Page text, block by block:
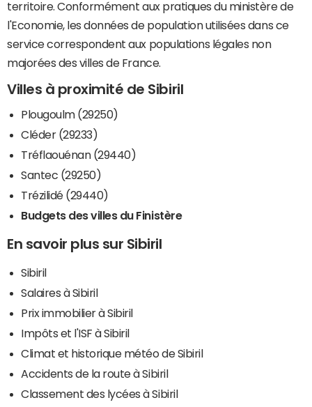
territoire. Conformément aux pratiques du ministère de
l'Economie, les données de population utilisées dans ce
service correspondent aux populations légales non
majorées des villes de France.
Villes à proximité de Sibiril
Plougoulm (29250)
Cléder (29233)
Tréflaouénan (29440)
Santec (29250)
Trézilidé (29440)
Budgets des villes du Finistère
En savoir plus sur Sibiril
Sibiril
Salaires à Sibiril
Prix immobilier à Sibiril
Impôts et l'ISF à Sibiril
Climat et historique météo de Sibiril
Accidents de la route à Sibiril
Classement des lycées à Sibiril